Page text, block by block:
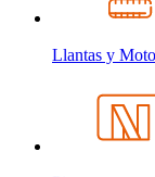
Llantas y